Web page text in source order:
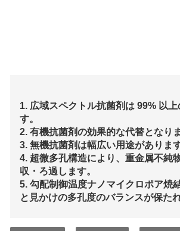
1. 広域スペクトル抗菌剤は 99% 以上
す。
2. 有機抗菌剤の効果的な代替となりま
3. 無機抗菌剤は幅広い用途があります
4. 超微多孔構造により、重金属不純
収・ろ過します。
5. 勾配制御温度ナノマイクロポア焼
と見かけの多孔度のバランスが保たれ